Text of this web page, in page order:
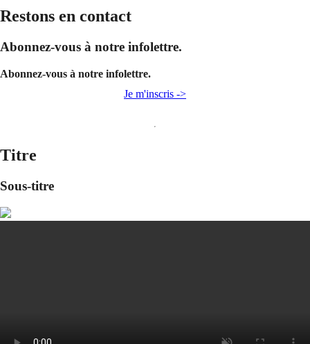
Restons en contact
Abonnez-vous à notre infolettre.
Abonnez-vous à notre infolettre.
Je m'inscris ->
Titre
Sous-titre